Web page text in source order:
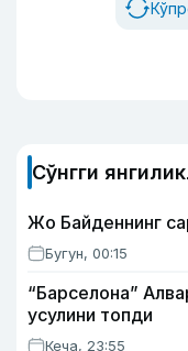
Сўнгги
Жо Байденнинг
Бугун, 00:15
“Барселона”
усулини топди
Кеча, 23:55